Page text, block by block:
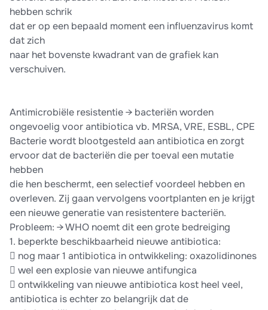
hebben schrik
dat er op een bepaald moment een influenzavirus komt
dat zich
naar het bovenste kwadrant van de grafiek kan
verschuiven.
Antimicrobiële resistentie → bacteriën worden
ongevoelig voor antibiotica vb. MRSA, VRE, ESBL, CPE
Bacterie wordt blootgesteld aan antibiotica en zorgt
ervoor dat de bacteriën die per toeval een mutatie
hebben
die hen beschermt, een selectief voordeel hebben en
overleven. Zij gaan vervolgens voortplanten en je krijgt
een nieuwe generatie van resistentere bacteriën.
Probleem: → WHO noemt dit een grote bedreiging
1. beperkte beschikbaarheid nieuwe antibiotica:
 nog maar 1 antibiotica in ontwikkeling: oxazolidinones
 wel een explosie van nieuwe antifungica
 ontwikkeling van nieuwe antibiotica kost heel veel,
antibiotica is echter zo belangrijk dat de